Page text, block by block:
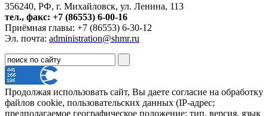
356240, РФ, г. Михайловск, ул. Ленина, 113
тел., факс: +7 (86553) 6-00-16
Приёмная главы: +7 (86553) 6-30-12
Эл. почта: administration@shmr.ru
Продолжая использовать сайт, Вы даете согласие на обработку
файлов cookie, пользовательских данных (IP-адрес;
предполагаемое географическое положение; тип, версия, язык